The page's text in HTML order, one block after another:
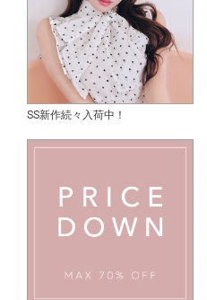
SS新作続々入荷中！